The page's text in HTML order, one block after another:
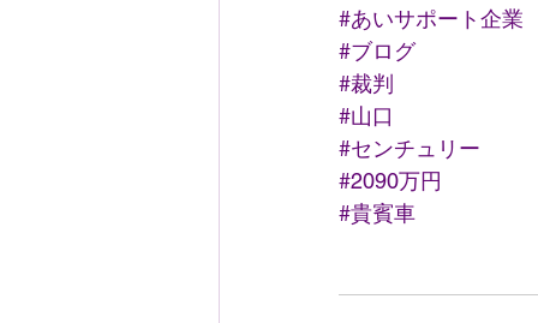
#あいサポート企業
#ブログ
#裁判
#山口
#センチュリー
#2090万円
#貴賓車